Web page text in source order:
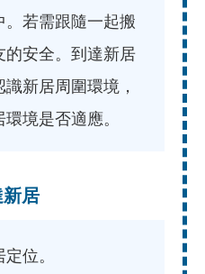
若需跟隨一起搬
安全。到達新居
新居周圍環境，
境是否適應。
居
位。